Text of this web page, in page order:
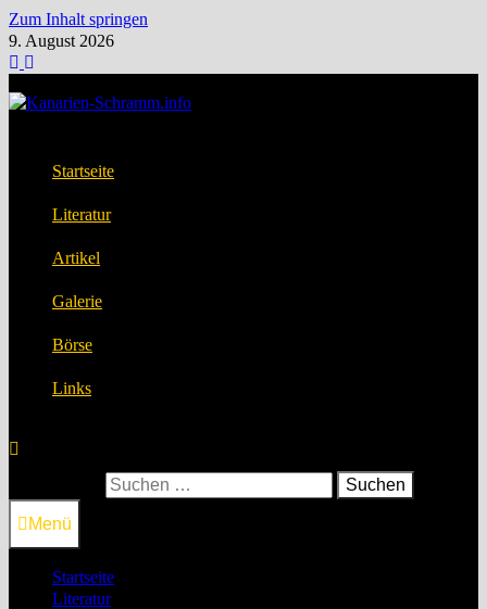
Zum Inhalt springen
9. August 2026
Startseite
Literatur
Artikel
Galerie
Börse
Links
Menü
Startseite
Literatur